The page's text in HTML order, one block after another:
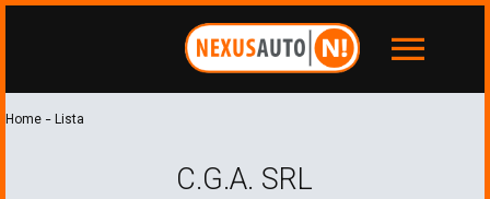
menu
Home - Lista
C.G.A. SRL